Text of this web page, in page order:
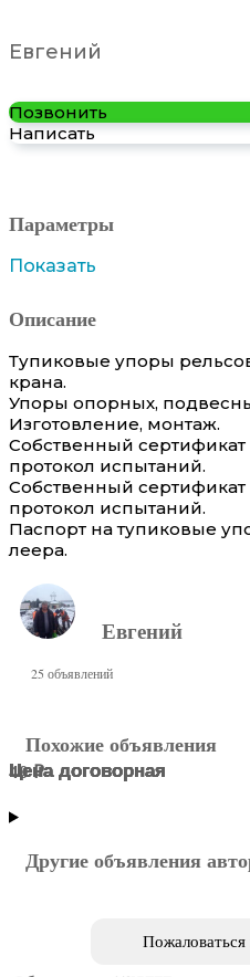
Евгений
Позвонить
Написать
Параметры
Показать
Описание
Тупиковые упоры
крана.
Упоры опорных,
Изготовление, монтаж.
Собственный
протокол испытаний.
Собственный
протокол испытаний.
Паспорт на тупиковые
леера.
Евгений
25 объявлений
Похожие объявления
40 ₽
Цена договорная
Цена договорная
Цена договорная
Цена договорная
Цена договорная
Другие объявления
Пожаловаться